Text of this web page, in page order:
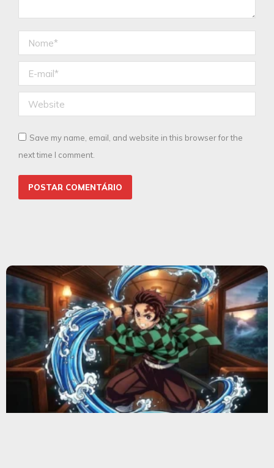
Nome *
E-mail *
Website
Save my name, email, and website in this browser for the
next time I comment.
POSTAR COMENTÁRIO